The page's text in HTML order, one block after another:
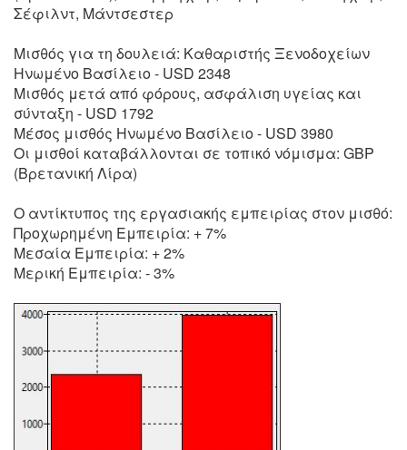
Σέφιλντ, Μάντσεστερ
Μισθός για τη δουλειά: Καθαριστής Ξενοδοχείων
Ηνωμένο Βασίλειο - USD 2348
Μισθός μετά από φόρους, ασφάλιση υγείας και
σύνταξη - USD 1792
Μέσος μισθός Ηνωμένο Βασίλειο - USD 3980
Οι μισθοί καταβάλλονται σε τοπικό νόμισμα: GBP
(Βρετανική Λίρα)
Ο αντίκτυπος της εργασιακής εμπειρίας στον μισθό:
Προχωρημένη Εμπειρία: + 7%
Μεσαία Εμπειρία: + 2%
Μερική Εμπειρία: - 3%